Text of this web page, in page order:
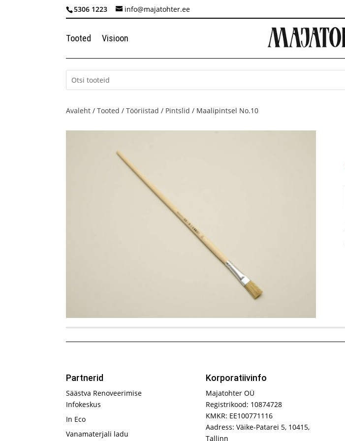
5306 1223 info@majatohter.ee
Tooted Visioon
Avaleht /Tooted /Tööriistad / Pintslid / Maalipintsel No.10
Partnerid
Säästva Renoveerimise
Infokeskus
In Eco
Vanamaterjali ladu
Korporatiivinfo
Majatohter OÜ
Registrikood: 10874728
KMKR: EE100771116
Aadress: Väike-Patarei 5, 10415,
Tallinn